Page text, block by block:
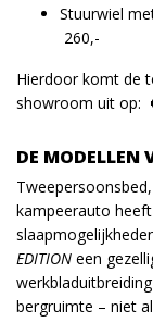
260,-
Hierdoor komt de
showroom uit op:
DE MODELLEN
kampeerauto
EDITION een
bergruimte – niet